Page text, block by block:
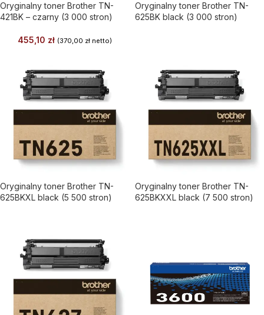
Oryginalny toner Brother TN-
421BK – czarny (3 000 stron)
455,10 zł (370,00 złnetto)
Oryginalny toner Brother TN-
625BK black (3 000 stron)
Oryginalny toner Brother TN-
625BKXL black (5 500 stron)
Oryginalny toner Brother TN-
625BKXXL black (7 500 stron)